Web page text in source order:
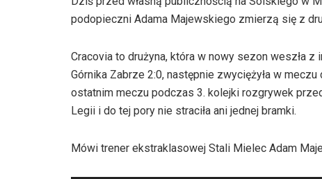
podopieczni Adama Majewskiego zmierzą się z
Cracovia to drużyna, która w nowy sezon weszła
Górnika Zabrze 2:0, następnie zwyciężyła w
ostatnim meczu podczas 3. kolejki rozgrywek
Legii i do tej pory nie straciła ani jednej bramki.
Mówi trener ekstraklasowej Stali Mielec Adam